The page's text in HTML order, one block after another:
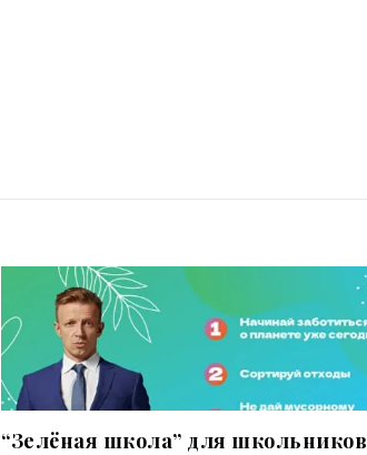
“Зелёная школа” для школьников